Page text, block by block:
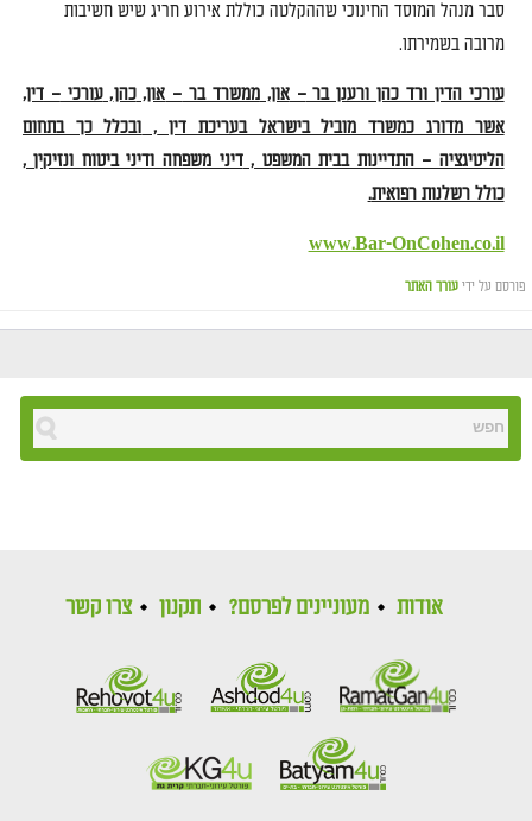
סבר מנהל המוסד החינוכי שההקלטה כוללת אירוע חריג שיש חשיבות
מרובה בשמירתו.
עורכי הדין ורד כהן ורענן בר–און,ממשרד בר – און,כהן,עורכי–דין,
אשר מדורג כמשרד מוביל בישראל בעריכת דין , ובכלל כך בתחום
הליטיגציה – התדיינות בבית המשפט ,דיני משפחה ודיני ביטוח ונזיקין,
כולל רשלנות רפואית.
www.Bar-OnCohen.co.il
פורסם על ידי עורך האתר
אודות מעוניינים לפרסם? תקנון צרו קשר